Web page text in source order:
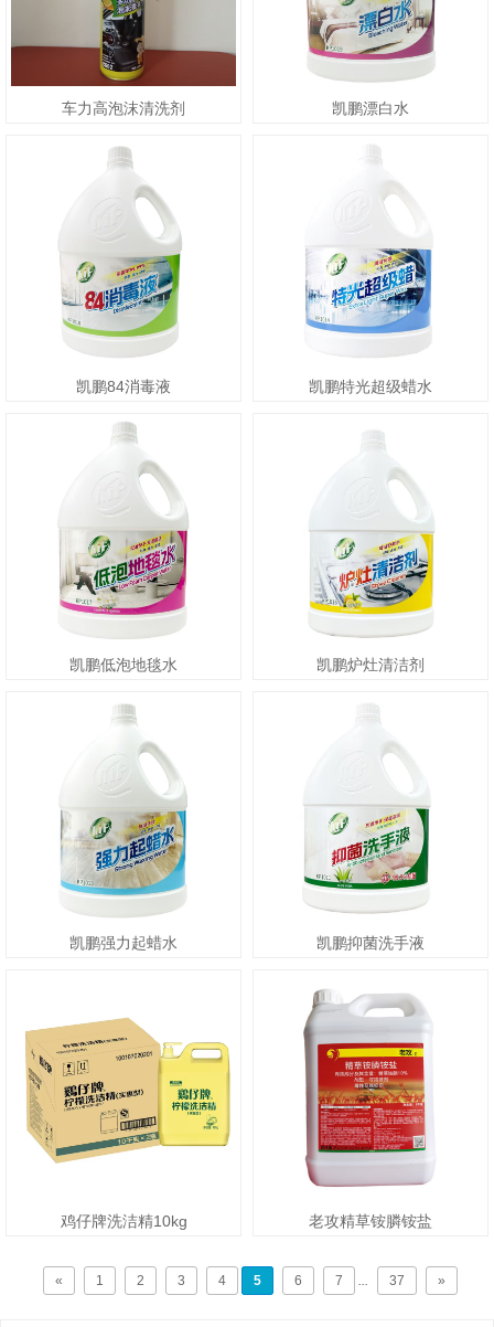
车力高泡沫清洗剂 凯鹏漂白水
凯鹏84消毒液 凯鹏特光超级蜡水
凯鹏低泡地毯水 凯鹏炉灶清洁剂
凯鹏强力起蜡水 凯鹏抑菌洗手液
鸡仔牌洗洁精10kg 老攻精草铵膦铵盐
« 1 2 3 4 5 6 7 37 »